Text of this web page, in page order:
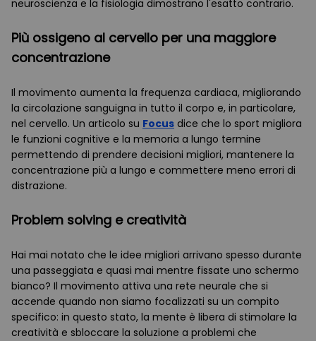
neuroscienza e la fisiologia dimostrano l'esatto contrario.
Più ossigeno al cervello per una maggiore
concentrazione
Il movimento aumenta la frequenza cardiaca, migliorando
la circolazione sanguigna in tutto il corpo e, in particolare,
nel cervello. Un articolo su Focus dice che lo sport migliora
le funzioni cognitive e la memoria a lungo termine
permettendo di prendere decisioni migliori, mantenere la
concentrazione più a lungo e commettere meno errori di
distrazione.
Problem solving e creatività
Hai mai notato che le idee migliori arrivano spesso durante
una passeggiata e quasi mai mentre fissate uno schermo
bianco? Il movimento attiva una rete neurale che si
accende quando non siamo focalizzati su un compito
specifico: in questo stato, la mente è libera di stimolare la
creatività e sbloccare la soluzione a problemi che